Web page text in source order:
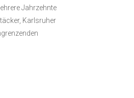
Jahrzehnte
Karlsruher